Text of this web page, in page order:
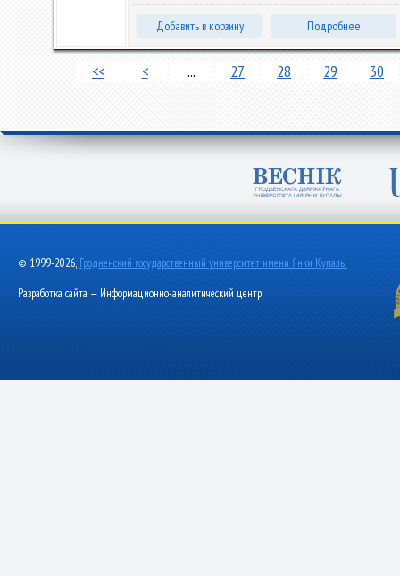
Добавить в корзину Подробнее
<< < ... 27 28 29 30
© 1999-2026, Гродненский государственный университет имени Янки Купалы
Разработка сайта — Информационно-аналитический центр